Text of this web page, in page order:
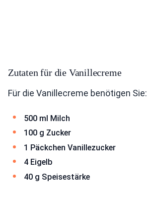
Zutaten für die Vanillecreme
Für die Vanillecreme benötigen Sie:
500 ml Milch
100 g Zucker
1 Päckchen Vanillezucker
4 Eigelb
40 g Speisestärke